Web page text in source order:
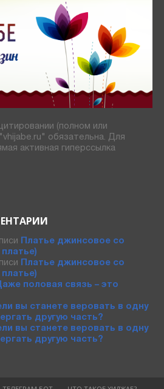
(полном или
обязательна. Для
активная гиперссылка
Платье джинсовое со
Платье джинсовое со
половая связь – это
вы станете веровать в одну
другую часть?
вы станете веровать в одну
другую часть?